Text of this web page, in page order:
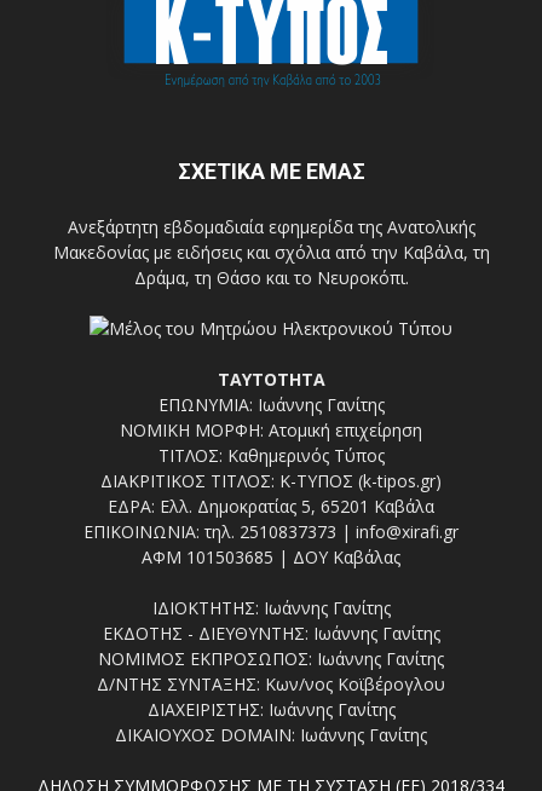
ΣΧΕΤΙΚΑ ΜΕ ΕΜΑΣ
Ανεξάρτητη εβδομαδιαία εφημερίδα της Ανατολικής
Μακεδονίας με ειδήσεις και σχόλια από την Καβάλα, τη
Δράμα, τη Θάσο και το Νευροκόπι.
ΤΑΥΤΟΤΗΤΑ
ΕΠΩΝΥΜΙΑ: Ιωάννης Γανίτης
ΝΟΜΙΚΗ ΜΟΡΦΗ: Ατομική επιχείρηση
ΤΙΤΛΟΣ: Καθημερινός Τύπος
ΔΙΑΚΡΙΤΙΚΟΣ ΤΙΤΛΟΣ: Κ-ΤΥΠΟΣ (k-tipos.gr)
ΕΔΡΑ: Ελλ. Δημοκρατίας 5, 65201 Καβάλα
ΕΠΙΚΟΙΝΩΝΙΑ: τηλ. 2510837373 | info@xirafi.gr
ΑΦΜ 101503685 | ΔΟΥ Καβάλας
ΙΔΙΟΚΤΗΤΗΣ: Ιωάννης Γανίτης
ΕΚΔΟΤΗΣ - ΔΙΕΥΘΥΝΤΗΣ: Ιωάννης Γανίτης
ΝΟΜΙΜΟΣ ΕΚΠΡΟΣΩΠΟΣ: Ιωάννης Γανίτης
Δ/ΝΤΗΣ ΣΥΝΤΑΞΗΣ: Κων/νος Κοϊβέρογλου
ΔΙΑΧΕΙΡΙΣΤΗΣ: Ιωάννης Γανίτης
ΔΙΚΑΙΟΥΧΟΣ DOMAIN: Ιωάννης Γανίτης
ΔΗΛΩΣΗ ΣΥΜΜΟΡΦΩΣΗΣ ΜΕ ΤΗ ΣΥΣΤΑΣΗ (ΕΕ) 2018/334